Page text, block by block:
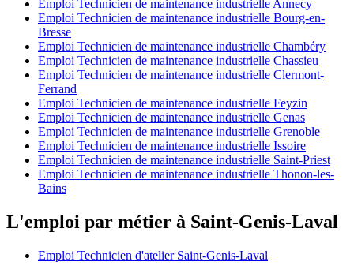
Emploi Technicien de maintenance industrielle Annecy
Emploi Technicien de maintenance industrielle Bourg-en-
Bresse
Emploi Technicien de maintenance industrielle Chambéry
Emploi Technicien de maintenance industrielle Chassieu
Emploi Technicien de maintenance industrielle Clermont-
Ferrand
Emploi Technicien de maintenance industrielle Feyzin
Emploi Technicien de maintenance industrielle Genas
Emploi Technicien de maintenance industrielle Grenoble
Emploi Technicien de maintenance industrielle Issoire
Emploi Technicien de maintenance industrielle Saint-Priest
Emploi Technicien de maintenance industrielle Thonon-les-
Bains
L'emploi par métier à Saint-Genis-Laval
Emploi Technicien d'atelier Saint-Genis-Laval